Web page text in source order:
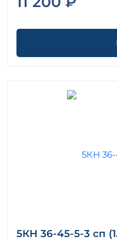
5КН 36-45-5-3 сп